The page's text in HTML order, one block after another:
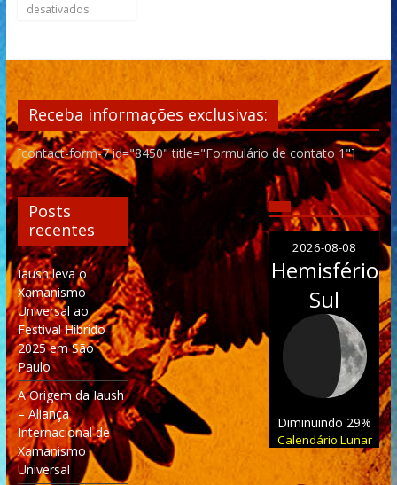
desativados
Receba informações exclusivas:
[contact-form-7 id="8450" title="Formulário de contato 1"]
Posts
recentes
Iaush leva o
Xamanismo
Universal ao
Festival Híbrido
2025 em São
Paulo
A Origem da Iaush
– Aliança
Internacional de
Xamanismo
Universal
2026-08-08
Hemisfério
Sul
Diminuindo 29%
Calendário Lunar